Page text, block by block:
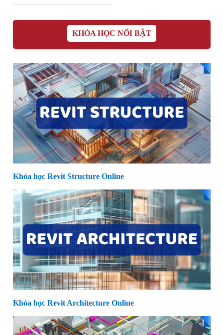
KHÓA HỌC NỔI BẬT
Khóa học Revit Structure Online
Khóa học Revit Architecture Online